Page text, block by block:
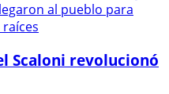
Scaloni revolucionó